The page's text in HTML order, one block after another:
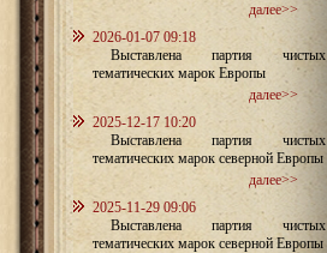
далее>>
2026-01-07 09:18
Выставлена партия чистых
тематических марок Европы
далее>>
2025-12-17 10:20
Выставлена партия чистых
тематических марок северной Европы
далее>>
2025-11-29 09:06
Выставлена партия чистых
тематических марок северной Европы